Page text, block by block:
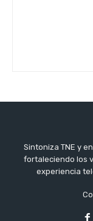
Sintoniza TNE y
fortaleciendo los
experiencia